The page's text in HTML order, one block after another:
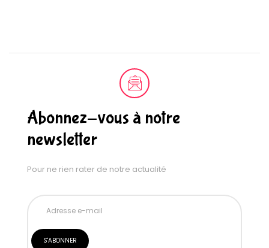
Abonnez-vous à notre
newsletter
Pour ne rien rater de notre actualité